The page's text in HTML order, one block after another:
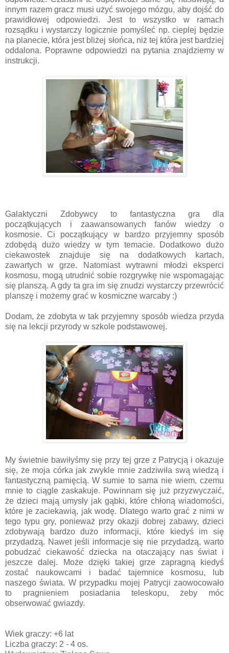
innym razem gracz musi użyć swojego mózgu, aby dojść do
prawidłowej odpowiedzi. Jest to wszystko w ramach
rozsądku i wystarczy logicznie pomyśleć np. cieplej będzie
na planecie, która jest bliżej słońca, niż tej która jest bardziej
oddalona. Poprawne odpowiedzi na pytania znajdziemy w
instrukcji.
Galaktyczni Zdobywcy to fantastyczna gra dla
początkujących i zaawansowanych fanów wiedzy o
kosmosie. Ci początkujący w bardzo przyjemny sposób
zdobędą dużo wiedzy w tym temacie. Dodatkowo dużo
ciekawostek znajduje się na dodatkowych kartach,
zawartych w grze. Natomiast wytrawni młodzi eksperci
kosmosu, mogą utrudnić sobie rozgrywkę nie wspomagając
się planszą. A gdy ta gra im się znudzi wystarczy przewrócić
planszę i możemy grać w kosmiczne warcaby :)
Dodam, że zdobyta w tak przyjemny sposób wiedza przyda
się na lekcji przyrody w szkole podstawowej.
My świetnie bawiłyśmy się przy tej grze z Patrycją i okazuje
się, że moja córka jak zwykle mnie zadziwiła swą wiedzą i
fantastyczną pamięcią. W sumie to sama nie wiem, czemu
mnie to ciągle zaskakuje. Powinnam się już przyzwyczaić,
że dzieci mają umysły jak gąbki, które chłoną wiadomości,
które je zaciekawią, jak wodę. Dlatego warto grać z nimi w
tego typu gry, ponieważ przy okazji dobrej zabawy, dzieci
zdobywają bardzo dużo informacji, które kiedyś im się
przydadzą. Nawet jeśli informacje się nie przydadzą, warto
pobudzać ciekawość dziecka na otaczający nas świat i
jeszcze dalej. Może dzięki takiej grze zapragną kiedyś
zostać naukowcami i badać tajemnice kosmosu, lub
naszego świata. W przypadku mojej Patrycji zaowocowało
to pragnieniem posiadania teleskopu, żeby móc
obserwować gwiazdy.
Wiek graczy: +6 lat
Liczba graczy: 2 - 4 os.